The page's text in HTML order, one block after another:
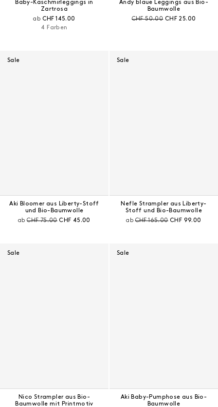
Baby-Kaschmirleggings in
Zartrosa
ab Aktueller Preis:
CHF 145.00
4 Farben
Andy blaue Leggings aus Bio-
Baumwolle
Preis vor Rabatt:
CHF 50.00 Aktueller Preis:
CHF 25.00
Sale
Aki Bloomer aus Liberty-Stoff
und Bio-Baumwolle
abPreis vor Rabatt:
CHF 75.00 Aktueller Preis:
CHF 45.00
Sale
Nefle Strampler aus Liberty-
Stoff und Bio-Baumwolle
abPreis vor Rabatt:
CHF 165.00 Aktueller Preis:
CHF 99.00
Sale
Nico Strampler aus Bio-
Baumwolle mit Printmotiv
Sale
Aki Baby-Pumphose aus Bio-
Baumwolle